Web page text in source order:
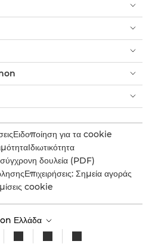
Ειδοποίηση για τα cookie
Ιδιωτικότητα
δουλεία (PDF)
Επιχειρήσεις: Σημεία αγοράς
cookie
Ελλάδα